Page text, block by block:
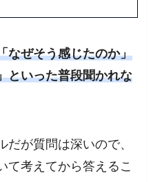
なぜそう感じたのか」
といった普段聞かれな
が質問は深いので、
て考えてから答えるこ